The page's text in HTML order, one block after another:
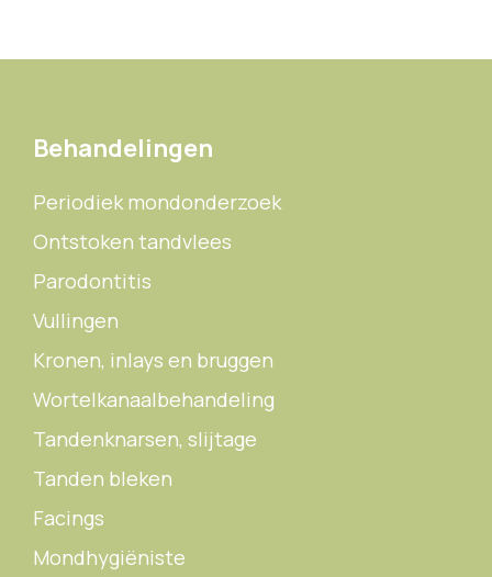
Behandelingen
Periodiek mondonderzoek
Ontstoken tandvlees
Parodontitis
Vullingen
Kronen, inlays en bruggen
Wortelkanaalbehandeling
Tandenknarsen, slijtage
Tanden bleken
Facings
Mondhygiëniste